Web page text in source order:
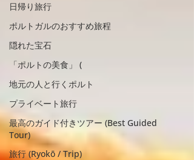
日帰り旅行
ポルトガルのおすすめ旅程
隠れた宝石
「ポルトの美食」 (
地元の人と行くポルト
プライベート旅行
最高のガイド付きツアー (Best Guided
Tour)
旅行 (Ryokō / Trip)